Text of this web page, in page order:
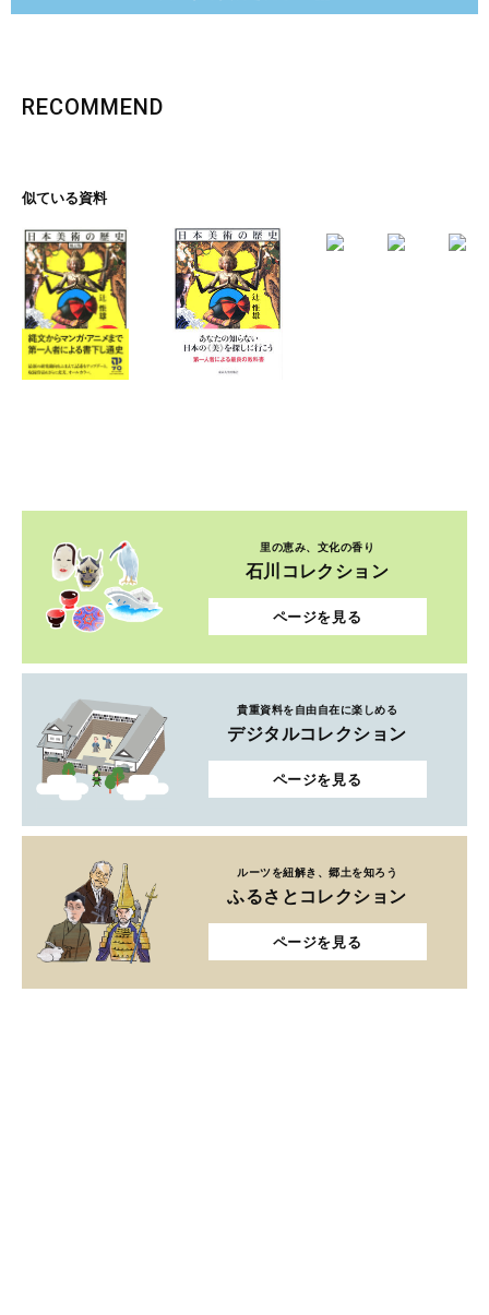
RECOMMEND
似ている資料
里の恵み、文化の香り
石川コレクション
ページを見る
貴重資料を自由自在に楽しめる
デジタルコレクション
ページを見る
ルーツを紐解き、郷土を知ろう
ふるさとコレクション
ページを見る